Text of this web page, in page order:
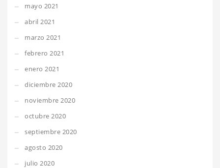
mayo 2021
abril 2021
marzo 2021
febrero 2021
enero 2021
diciembre 2020
noviembre 2020
octubre 2020
septiembre 2020
agosto 2020
julio 2020